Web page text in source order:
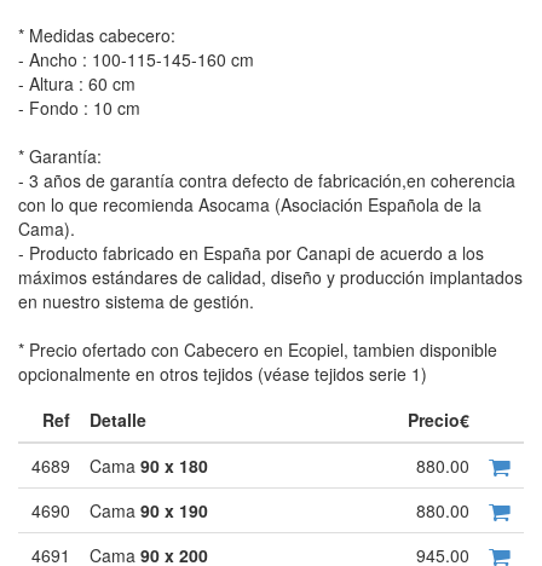
* Medidas cabecero:
- Ancho : 100-115-145-160 cm
- Altura : 60 cm
- Fondo : 10 cm
* Garantía:
- 3 años de garantía contra defecto de fabricación,en coherencia
con lo que recomienda Asocama (Asociación Española de la
Cama).
- Producto fabricado en España por Canapi de acuerdo a los
máximos estándares de calidad, diseño y producción implantados
en nuestro sistema de gestión.
* Precio ofertado con Cabecero en Ecopiel, tambien disponible
opcionalmente en otros tejidos (véase tejidos serie 1)
Ref
Detalle
Precio€
4689
Cama 90 x 180
880.00
4690
Cama 90 x 190
880.00
4691
Cama 90 x 200 945.00